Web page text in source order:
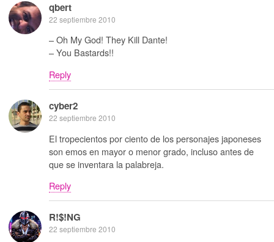
qbert
22 septiembre 2010
– Oh My God! They Kill Dante!
– You Bastards!!
Reply
cyber2
22 septiembre 2010
El tropecientos por ciento de los personajes japoneses
son emos en mayor o menor grado, incluso antes de
que se inventara la palabreja.
Reply
R!$!NG
22 septiembre 2010